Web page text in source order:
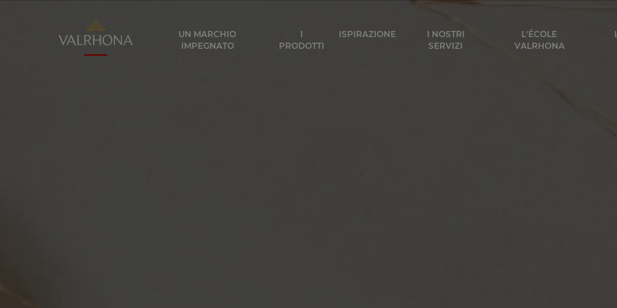
Valrhona - Imaginons le meilleur du chocolat
UN MARCHIO
IMPEGNATO
I
PRODOTTI
ISPIRAZIONE
I NOSTRI
SERVIZI
L'ÉCOLE
VALRHONA